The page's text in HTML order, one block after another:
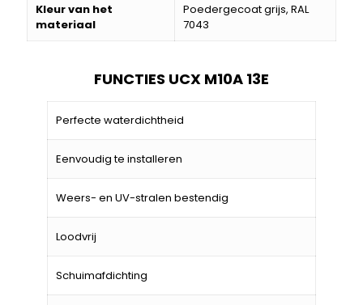
Kleur van het
materiaal
Poedergecoat grijs, RAL
7043
FUNCTIES UCX M10A 13E
Perfecte waterdichtheid
Eenvoudig te installeren
Weers- en UV-stralen bestendig
Loodvrij
Schuimafdichting